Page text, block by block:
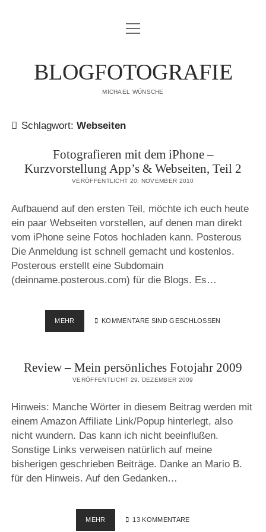
IMPRESSUM
Menü
öffnen
BLOGFOTOGRAFIE
MICHAEL WÜNSCHE
Schlagwort: Webseiten
Fotografieren mit dem iPhone –
Kurzvorstellung App’s & Webseiten, Teil 2
VERÖFFENTLICHT 20. NOVEMBER 2010
Aufbauend auf den ersten Teil, möchte ich euch heute
ein paar Webseiten vorstellen, auf denen man direkt
vom iPhone seine Fotos hochladen kann. Posterous
Die Anmeldung ist schnell gemacht und kostenlos.
Posterous erstellt eine Subdomain
(deinname.posterous.com) für die Blogs. Es…
MEHR FOTOGRAFIEREN
MIT
–
KURZVORSTELLUNG
WEBSEITEN,
TEIL
KOMMENTARE SIND GESCHLOSSEN
Review – Mein persönliches Fotojahr 2009
VERÖFFENTLICHT 29. DEZEMBER 2009
Hinweis: Manche Wörter in diesem Beitrag werden mit
einem Amazon Affiliate Link/Popup hinterlegt, also
nicht wundern. Das kann ich nicht beeinflußen.
Sonstige Links verweisen natürlich auf meine
bisherigen geschrieben Beiträge. Danke an Mario B.
für den Hinweis. Auf den Gedanken…
MEHR REVIEW
–
13 KOMMENTARE